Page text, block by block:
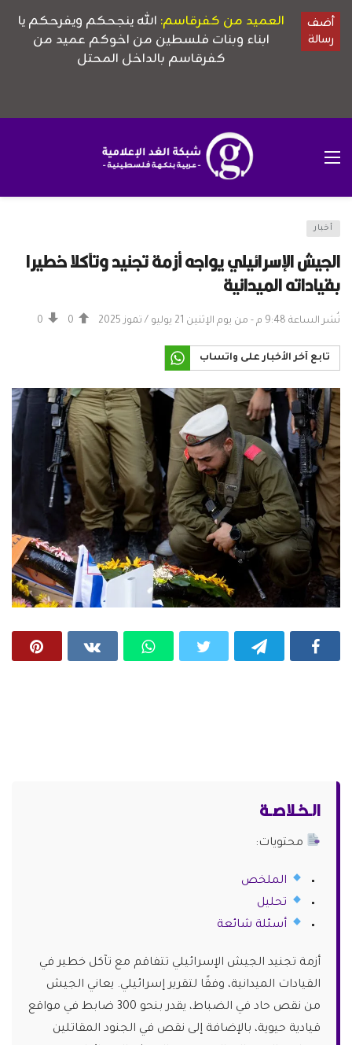
أخبار
الجيش الإسرائيلي يواجه أزمة تجنيد وتآكلا خطيرا
بقياداته الميدانية
نُشر الساعة 9:48 م - من يوم الإثنين 21 يوليو / تموز 2025 0
0
تابع آخر الأخبار على واتساب
الـخـلاصـة
محتويات:
الملخص
تحليل
أسئلة شائعة
أزمة تجنيد الجيش الإسرائيلي تتفاقم مع تآكل خطير في
القيادات الميدانية، وفقًا لتقرير إسرائيلي. يعاني الجيش
من نقص حاد في الضباط، يقدر بنحو 300 ضابط في مواقع
قيادية حيوية، بالإضافة إلى نقص في الجنود المقاتلين